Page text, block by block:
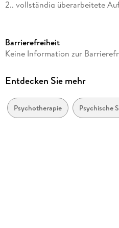
2., vollständig überarbeitete
Dateigröße
Reihe
Autor/Autorin
Jan Philipp Klein, Martina Belz
Barrierefreiheit
Keine Information zur
Entdecken Sie mehr
Psychotherapie Psychische